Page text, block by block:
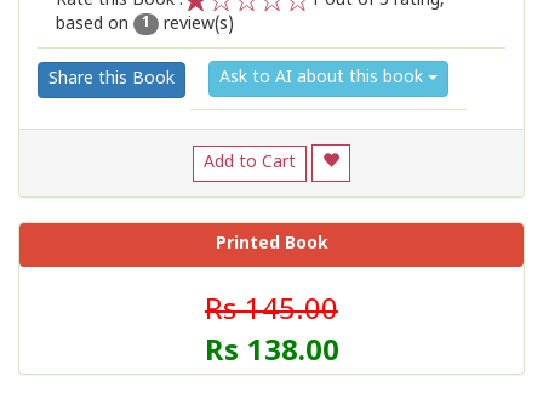
2
1
based on
1 review(s)
Share this Book Ask to AI about this book
Add to Cart
Printed Book
Rs 145.00
Rs 138.00